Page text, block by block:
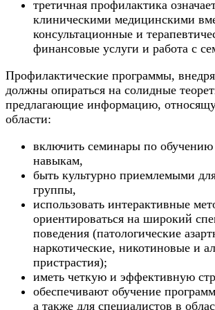
третичная профилактика
клиническими медицинскими
консультационные и
финансовые услуги и работа с
Профилактические программы,
должны опираться на солидные
предлагающие информацию,
области:
включить семинары по
навыкам,
быть культурно приемлемыми
группы,
использовать интерактивные
ориентироваться на широкий
поведения (патологические
наркотические, никотиновые и
пристрастия);
иметь четкую и эффективную
обеспечивают обучение
а также для специалистов в